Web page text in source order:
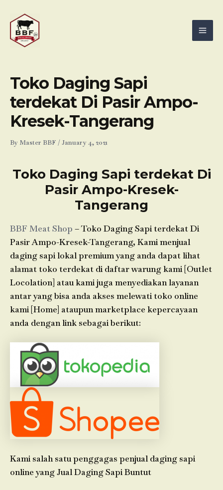
content
Toko Daging Sapi
terdekat Di Pasir Ampo-
Kresek-Tangerang
By Master BBF /January 4, 2021
Toko Daging Sapi terdekat Di
Pasir Ampo-Kresek-
Tangerang
BBF Meat Shop – Toko Daging Sapi terdekat Di
Pasir Ampo-Kresek-Tangerang, Kami menjual
daging sapi lokal premium yang anda dapat lihat
alamat toko terdekat di daftar warung kami [Outlet
Locolation] atau kami juga menyediakan layanan
antar yang bisa anda akses melewati toko online
kami [Home] ataupun marketplace kepercayaan
anda dengan link sebagai berikut:
Kami salah satu penggagas penjual daging sapi
online yang Jual Daging Sapi Buntut